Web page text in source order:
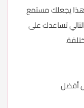
هذا يجعلك مستمع
تساعدك على
أفضل